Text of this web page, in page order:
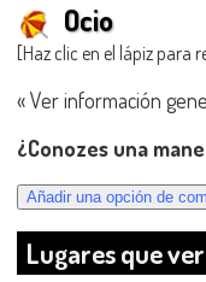
Ocio
[Haz clic en el lápiz para
« Ver información
¿Conozes una
Lugares que